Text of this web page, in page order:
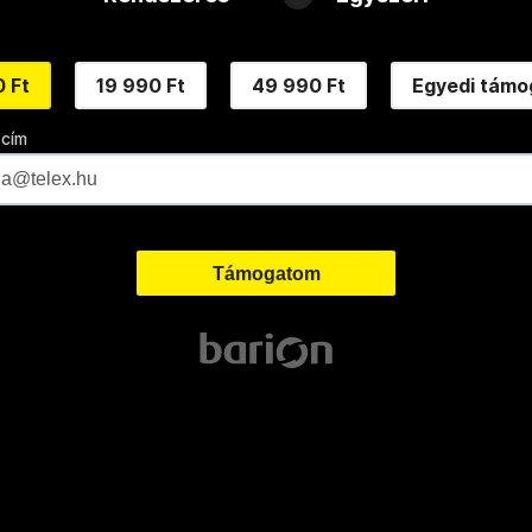
Ft 19 990 Ft 49 990 Ft Egyedi